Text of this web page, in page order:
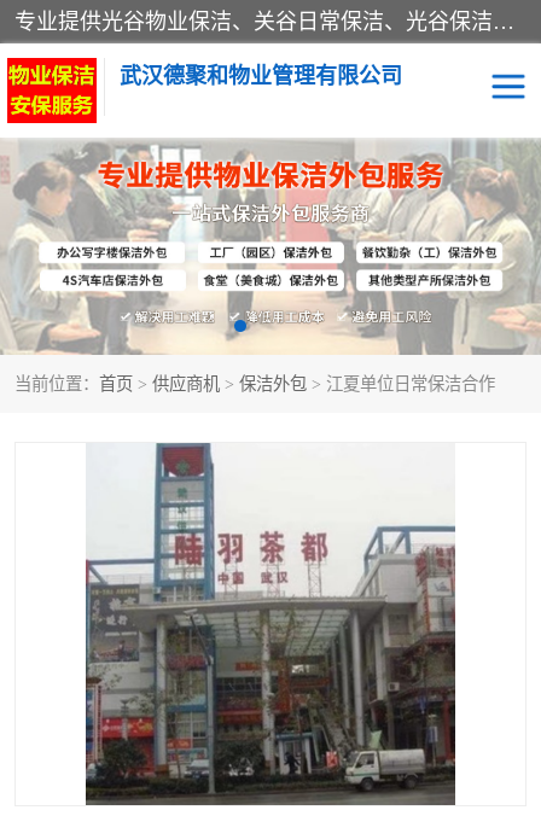
专业提供光谷物业保洁、关谷日常保洁、光谷保洁外包及武汉其他城区的单位日常保洁 武汉德聚和物业管理有限公司致力于打造中国专业物业保洁服务、日常保洁及其他保洁清洗外包服务。自公司成立以来提倡以先进的物业管理理念和模式经营，谋篇布局，以“至诚服务、精益求精、规范管理、锐意拓新”为质量方针，强化内部管理，为业主提供专业化、标准化和精细化的全方位物业服务，管理服务水平得到了广大业主和业内人士的一致好评。
武汉德聚和物业管理有限公司
当前位置： 首页 > 供应商机 > 保洁外包 > 江夏单位日常保洁合作
保洁外包